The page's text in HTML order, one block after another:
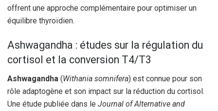
offrent une approche complémentaire pour optimiser un
équilibre thyroïdien.
Ashwagandha : études sur la régulation du
cortisol et la conversion T4/T3
Ashwagandha (Withania somnifera) est connue pour son
rôle adaptogène et son impact sur la réduction du cortisol.
Une étude publiée dans le Journal of Alternative and